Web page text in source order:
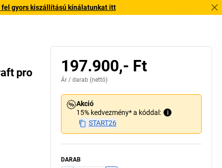
fel gyors kiszállítású kínálatunkat itt
pro 197.900,- Ft
Ár / darab (nettó)
Akció
15% kedvezmény* a kóddal:
i
START26
DARAB